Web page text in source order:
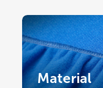
Material